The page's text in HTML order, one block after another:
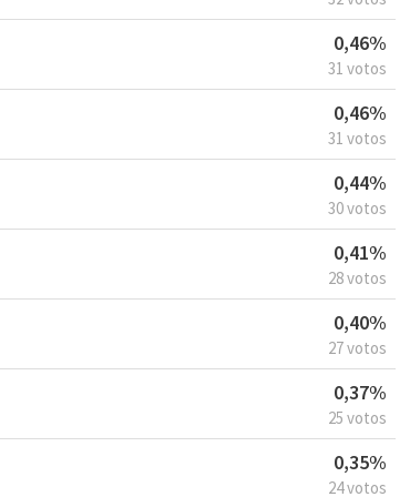
0,46%
31 votos
0,46%
31 votos
0,44%
30 votos
0,41%
28 votos
0,40%
27 votos
0,37%
25 votos
0,35%
24 votos